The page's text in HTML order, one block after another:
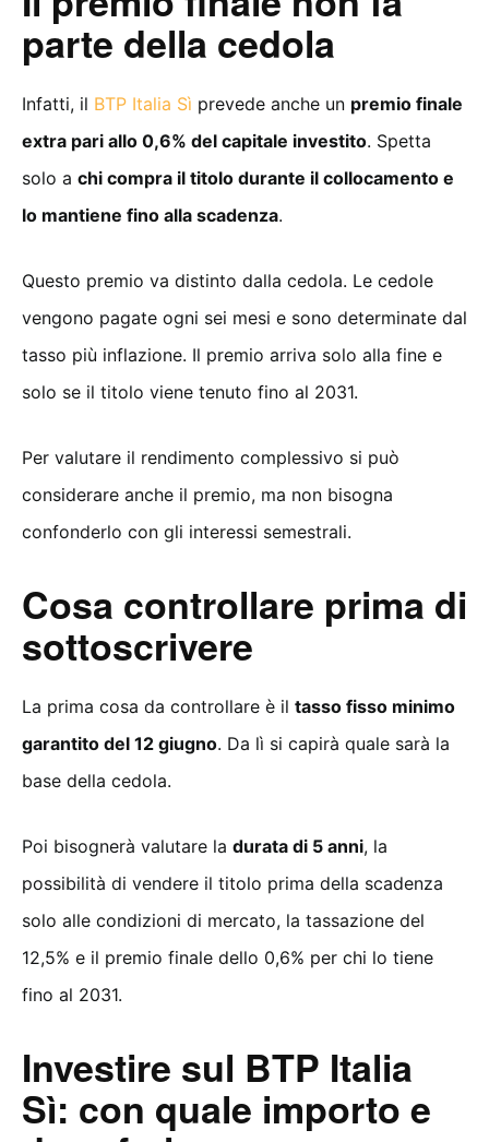
parte della cedola
Infatti, il BTP Italia Sì prevede anche un premio finale
extra pari allo 0,6% del capitale investito. Spetta
solo a chi compra il titolo durante il collocamento e
lo mantiene fino alla scadenza.
Questo premio va distinto dalla cedola. Le cedole
vengono pagate ogni sei mesi e sono determinate dal
tasso più inflazione. Il premio arriva solo alla fine e
solo se il titolo viene tenuto fino al 2031.
Per valutare il rendimento complessivo si può
considerare anche il premio, ma non bisogna
confonderlo con gli interessi semestrali.
Cosa controllare prima di
sottoscrivere
La prima cosa da controllare è il tasso fisso minimo
garantito del 12 giugno. Da lì si capirà quale sarà la
base della cedola.
Poi bisognerà valutare la durata di 5 anni, la
possibilità di vendere il titolo prima della scadenza
solo alle condizioni di mercato, la tassazione del
12,5% e il premio finale dello 0,6% per chi lo tiene
fino al 2031.
Investire sul BTP Italia
Sì: con quale importo e